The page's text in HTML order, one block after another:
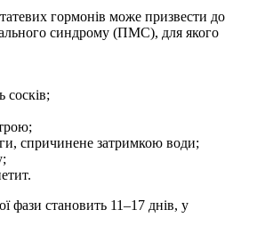
гормонів може призвести до
синдрому (ПМС), для якого
сосків;
спричинене затримкою води;
фази становить 11–17 днів, у